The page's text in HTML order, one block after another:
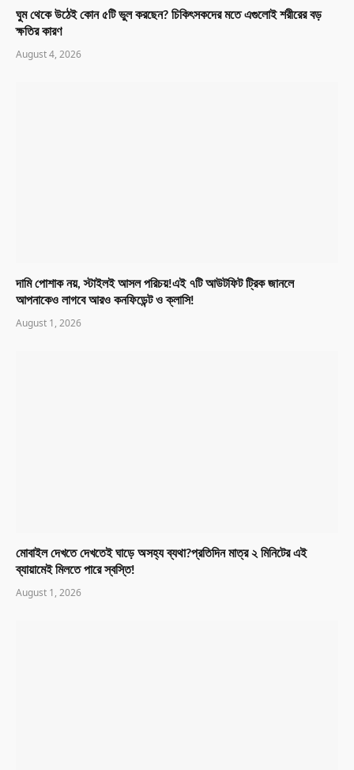
ঘুম থেকে উঠেই কোন ৫টি ভুল করছেন? চিকিৎসকদের মতে এগুলোই শরীরের বড়
ক্ষতির কারণ
August 4, 2026
দামি পোশাক নয়, স্টাইলই আসল পরিচয়!এই ৭টি আউটফিট ট্রিক জানলে
আপনাকেও লাগবে আরও কনফিডেন্ট ও ক্লাসি!
August 1, 2026
মোবাইল দেখতে দেখতেই ঘাড়ে অসহ্য ব্যথা?প্রতিদিন মাত্র ২ মিনিটের এই
ব্যায়ামেই মিলতে পারে স্বস্তি!
August 1, 2026